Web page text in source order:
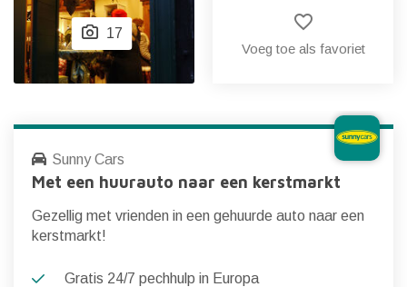
17
favorite_border
Voeg toe als favoriet
Sunny Cars
Met een huurauto naar een kerstmarkt
Gezellig met vrienden in een gehuurde auto naar een
kerstmarkt!
Gratis 24/7 pechhulp in Europa